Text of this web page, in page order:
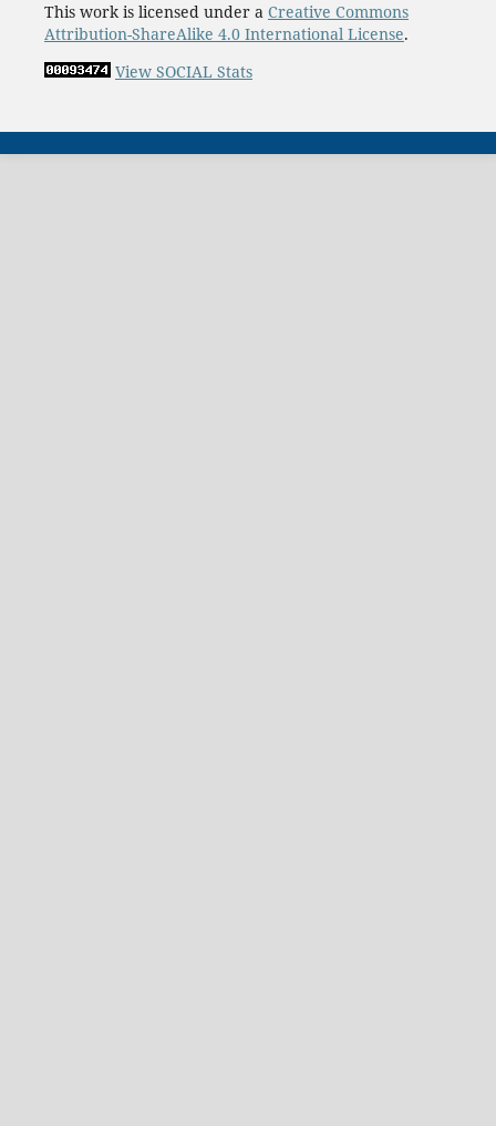
This work is licensed under a Creative Commons
Attribution-ShareAlike 4.0 International License.
View SOCIAL Stats